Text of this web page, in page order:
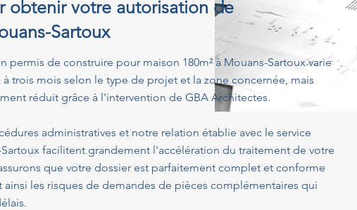
obtenir votre autorisation de
Sartoux
permis de construire pour maison 180m² à Mouans-Sartoux varie
trois mois selon le type de projet et la zone concernée, mais
réduit grâce à l'intervention de GBA Architectes.
administratives et notre relation établie avec le service
facilitent grandement l'accélération du traitement de votre
que votre dossier est parfaitement complet et conforme
les risques de demandes de pièces complémentaires qui